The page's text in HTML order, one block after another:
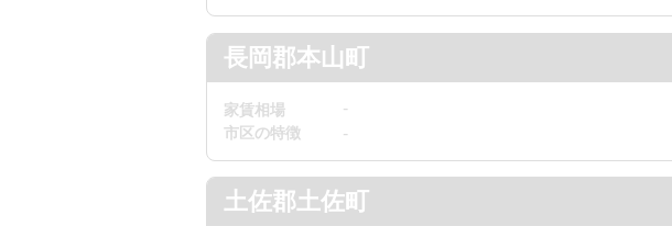
長岡郡本山町
家賃相場 -
市区の特徴 -
土佐郡土佐町